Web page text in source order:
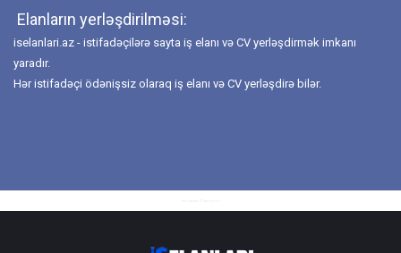
Elanların yerləşdirilməsi:
iselanlari.az - istifadəçilərə sayta iş elanı və CV yerləşdirmək imkanı
yaradır.
Hər istifadəçi ödənişsiz olaraq iş elanı və CV yerləşdirə bilər.